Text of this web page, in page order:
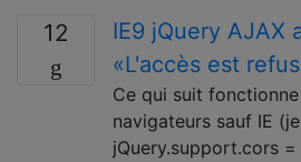
12
IE9 jQuery AJAX
«L'accès est
Ce qui suit
navigateurs sauf IE
jQuery.support.cors